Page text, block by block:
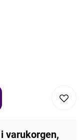
varukorgen,